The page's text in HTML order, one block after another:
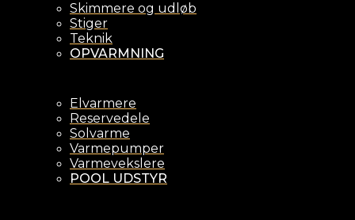
Skimmere og udløb
Stiger
Teknik
OPVARMNING
Elvarmere
Reservedele
Solvarme
Varmepumper
Varmevekslere
POOL UDSTYR